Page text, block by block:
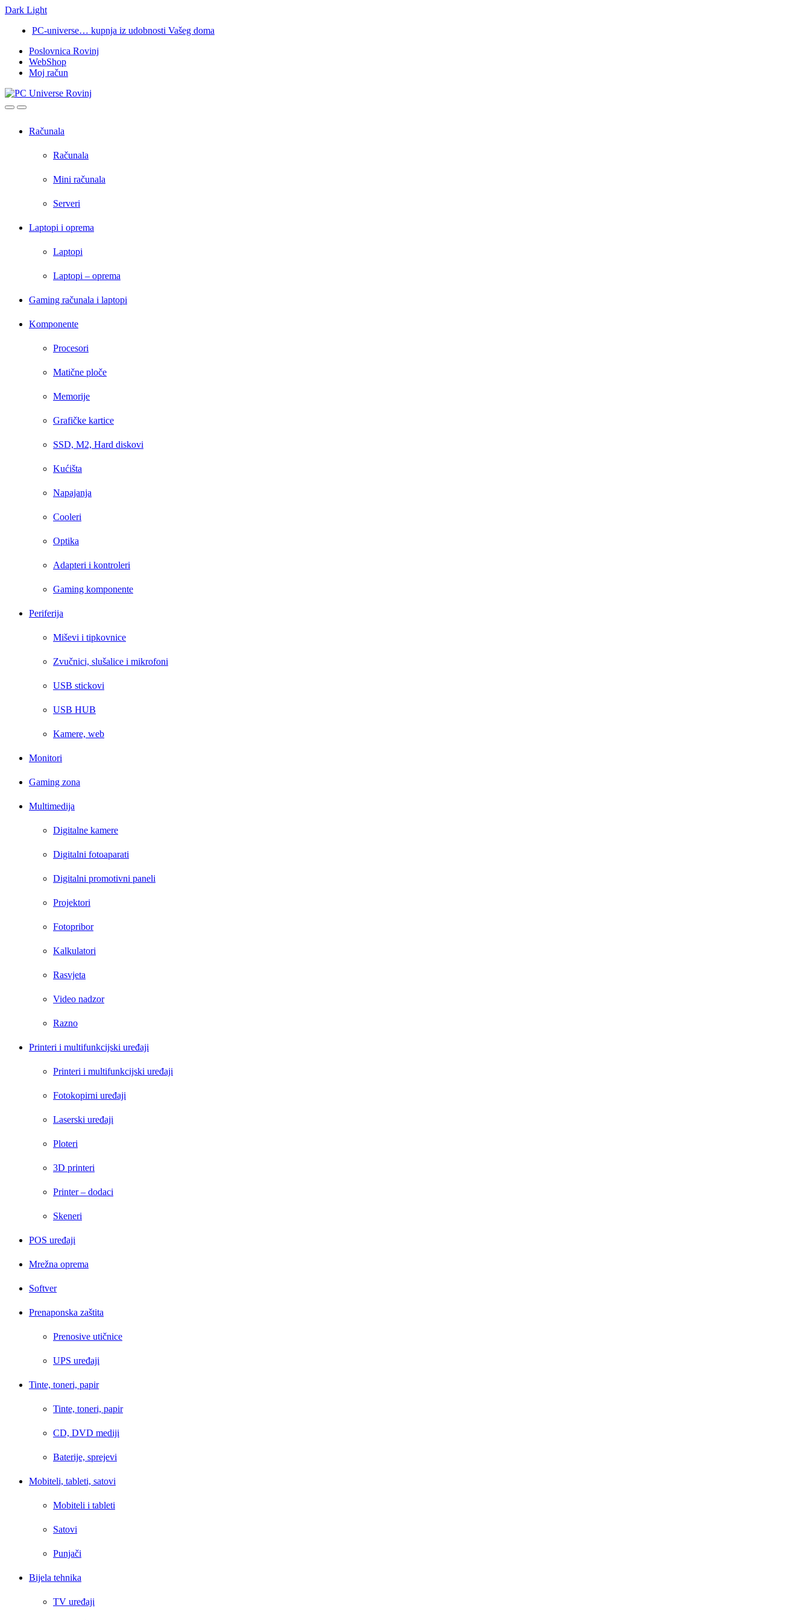
Dark Light
navigation
content
PC-universe… kupnja iz udobnosti Vašeg doma
Poslovnica Rovinj
WebShop
Moj račun
OpenClose
Računala
Računala
Mini računala
Serveri
Laptopi i oprema
Laptopi
Laptopi – oprema
Gaming računala i laptopi
Komponente
Procesori
Matične ploče
Memorije
Grafičke kartice
SSD, M2, Hard diskovi
Kućišta
Napajanja
Cooleri
Optika
Adapteri i kontroleri
Gaming komponente
Periferija
Miševi i tipkovnice
Zvučnici, slušalice i mikrofoni
USB stickovi
USB HUB
Kamere, web
Monitori
Gaming zona
Multimedija
Digitalne kamere
Digitalni fotoaparati
Digitalni promotivni paneli
Projektori
Fotopribor
Kalkulatori
Rasvjeta
Video nadzor
Razno
Printeri i multifunkcijski uređaji
Printeri i multifunkcijski uređaji
Fotokopirni uređaji
Laserski uređaji
Ploteri
3D printeri
Printer – dodaci
Skeneri
POS uređaji
Mrežna oprema
Softver
Prenaponska zaštita
Prenosive utičnice
UPS uređaji
Tinte, toneri, papir
Tinte, toneri, papir
CD, DVD mediji
Baterije, sprejevi
Mobiteli, tableti, satovi
Mobiteli i tableti
Satovi
Punjači
Bijela tehnika
TV uređaji